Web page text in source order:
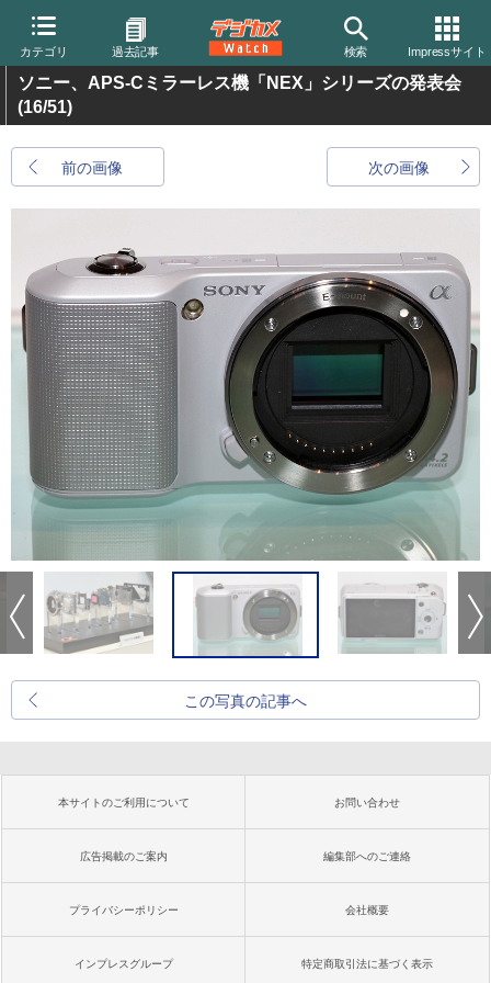
カテゴリ 過去記事 検索 Impressサイト
ソニー、APS-Cミラーレス機「NEX」シリーズの発表会
(16/51)
前の画像 次の画像
この写真の記事へ
本サイトのご利用について お問い合わせ
広告掲載のご案内 編集部へのご連絡
プライバシーポリシー 会社概要
インプレスグループ 特定商取引法に基づく表示